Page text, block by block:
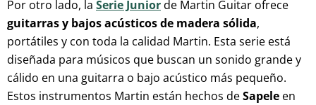
Por otro lado, la Serie Juniorde Martin Guitar ofrece
guitarras y bajos acústicos de madera sólida,
portátiles y con toda la calidad Martin. Esta serie está
diseñada para músicos que buscan un sonido grande y
cálido en una guitarra o bajo acústico más pequeño.
Estos instrumentos Martin están hechos deSapele en